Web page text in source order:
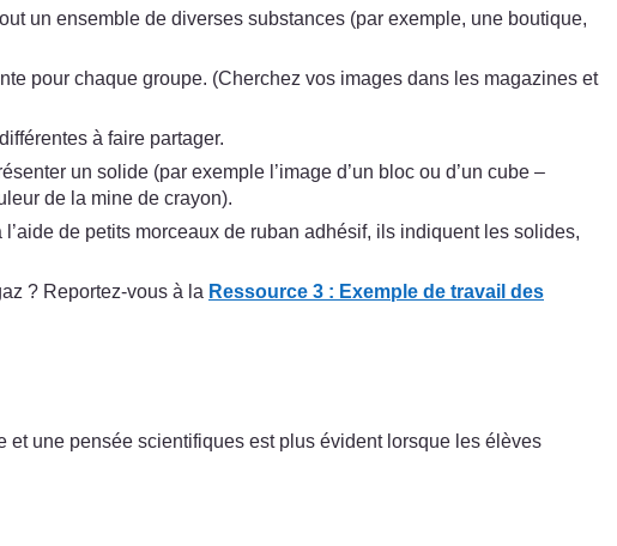
un ensemble de diverses substances (par exemple, une boutique,
pour chaque groupe. (Cherchez vos images dans les magazines et
à faire partager.
un solide (par exemple l’image d’un bloc ou d’un cube –
de la mine de crayon).
de petits morceaux de ruban adhésif, ils indiquent les solides,
? Reportez-vous à la Ressource 3 : Exemple de travail des
une pensée scientifiques est plus évident lorsque les élèves